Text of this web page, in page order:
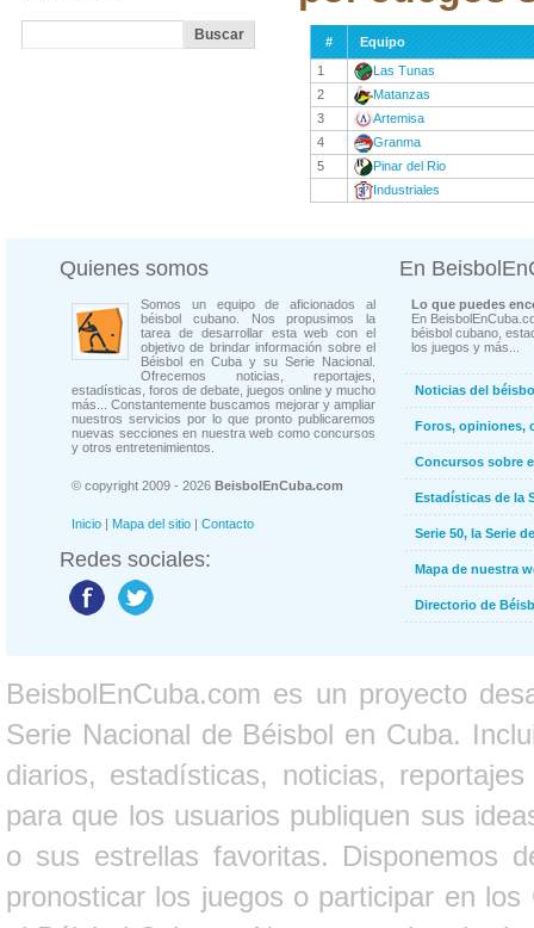
#
Equipo
1
Las Tunas
2
Matanzas
3
Artemisa
4
Granma
5
Pinar del Rio
Industriales
Quienes somos
Somos un equipo de aficionados al
béisbol cubano. Nos propusimos la
tarea de desarrollar esta web con el
objetivo de brindar información sobre el
Béisbol en Cuba y su Serie Nacional.
Ofrecemos noticias, reportajes,
estadísticas, foros de debate, juegos online y mucho
más... Constantemente buscamos mejorar y ampliar
nuestros servicios por lo que pronto publicaremos
nuevas secciones en nuestra web como concursos
y otros entretenimientos.
© copyright 2009 - 2026 BeisbolEnCuba.com
Inicio | Mapa del sitio | Contacto
Redes sociales:
En
Lo que puedes
En
béisbol cubano,
los juegos y más...
Noticias del
Foros, opiniones,
Concursos sobre
Estadísticas de la
Serie 50, la Serie
Mapa de nuestra
Directorio de
BeisbolEnCuba.com es un proyecto
Serie Nacional de Béisbol en Cuba.
diarios, estadísticas, noticias,
para que los usuarios publiquen sus
o sus estrellas favoritas. Disponemos
pronosticar los juegos o participar en